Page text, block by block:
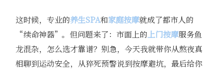
这时候，专业的养生SPA和家庭按摩就成了都市人的
“续命神器”。但问题来了：市面上的上门按摩服务鱼
龙混杂，怎么选才靠谱？别急，今天我就带你从熬夜真
相聊到运动安全，从猝死预警说到按摩避坑，最后给你